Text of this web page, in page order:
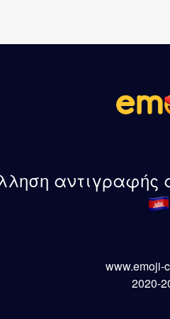
αντιγραφής
www.emoji-
2020-